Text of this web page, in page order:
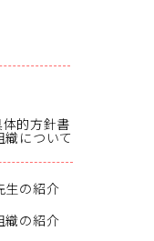
的方針書
織について
生の紹介
織の紹介